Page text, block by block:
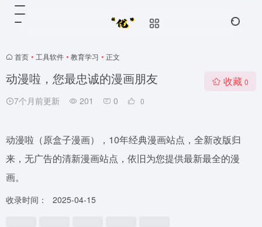
首页 • 工具软件 • 教育学习 • 正文
动漫啦，您最忠诚的漫画朋友
7个月前更新 201 0 0
收藏 0
动漫啦（原盒子漫画），10年经典漫画站点，全新改版归
来，无广告的清新漫画站点，依旧为您提供最新最全的漫
画。
收录时间： 2025-04-15